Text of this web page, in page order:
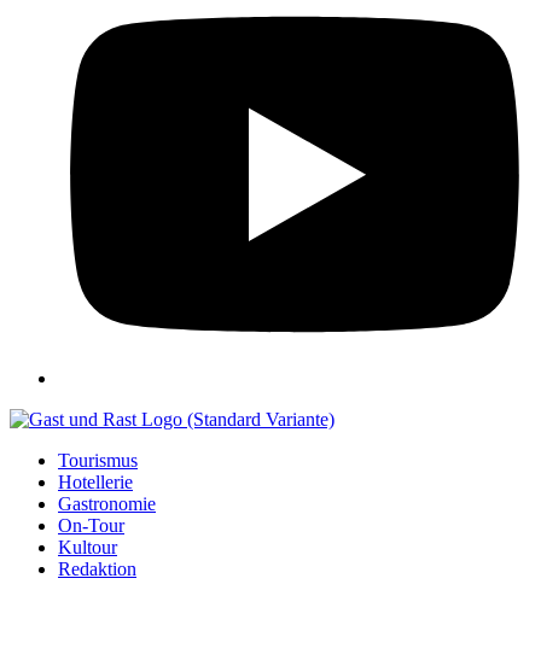
Tourismus
Hotellerie
Gastronomie
On-Tour
Kultour
Redaktion